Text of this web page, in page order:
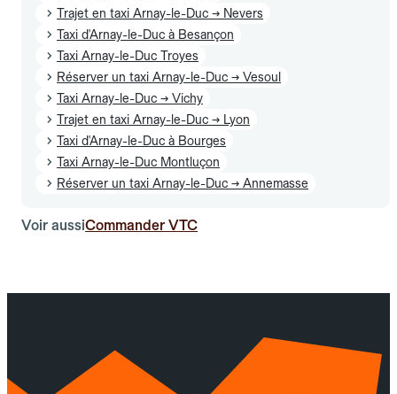
Trajet en taxi Arnay-le-Duc → Nevers
Taxi d'Arnay-le-Duc à Besançon
Taxi Arnay-le-Duc Troyes
Réserver un taxi Arnay-le-Duc → Vesoul
Taxi Arnay-le-Duc → Vichy
Trajet en taxi Arnay-le-Duc → Lyon
Taxi d'Arnay-le-Duc à Bourges
Taxi Arnay-le-Duc Montluçon
Réserver un taxi Arnay-le-Duc → Annemasse
Voir aussiCommander VTC